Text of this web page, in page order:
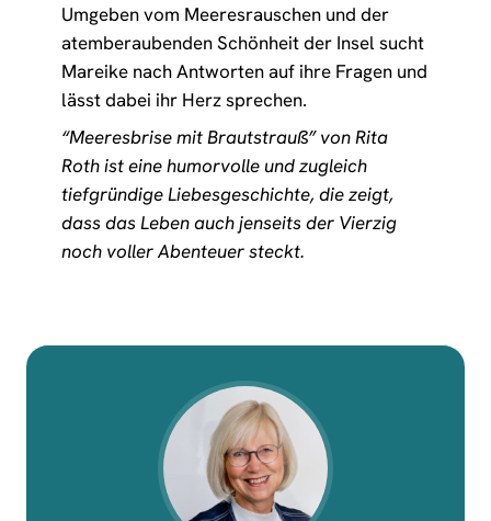
Umgeben vom Meeresrauschen und der
atemberaubenden Schönheit der Insel sucht
Mareike nach Antworten auf ihre Fragen und
lässt dabei ihr Herz sprechen.
“Meeresbrise mit Brautstrauß” von Rita
Roth ist eine humorvolle und zugleich
tiefgründige Liebesgeschichte, die zeigt,
dass das Leben auch jenseits der Vierzig
noch voller Abenteuer steckt.